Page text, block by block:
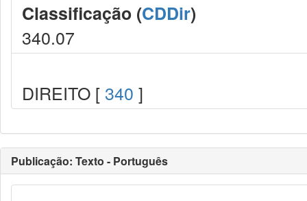
Classificação (CDDir)
340.07
DIREITO [ 340 ]
Publicação: Texto - Português